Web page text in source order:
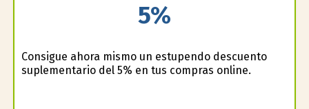
5%
Consigue ahora mismo un estupendo descuento
suplementario del 5% en tus compras online.